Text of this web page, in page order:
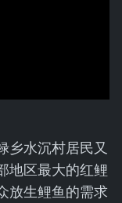
乡水沉村居民又
地区最大的红鲤
放生鲤鱼的需求